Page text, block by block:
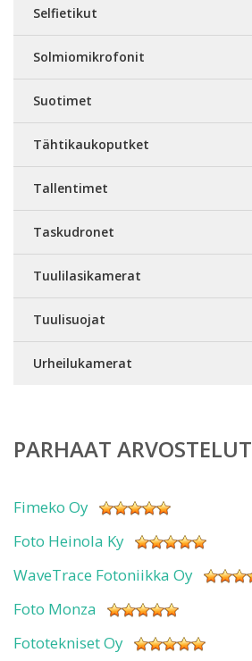
Selfietikut
Solmiomikrofonit
Suotimet
Tähtikaukoputket
Tallentimet
Taskudronet
Tuulilasikamerat
Tuulisuojat
Urheilukamerat
PARHAAT ARVOSTELUT
Fimeko Oy
Foto Heinola Ky
WaveTrace Fotoniikka Oy
Foto Monza
Fototekniset Oy